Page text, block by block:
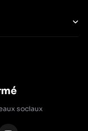
sociaux